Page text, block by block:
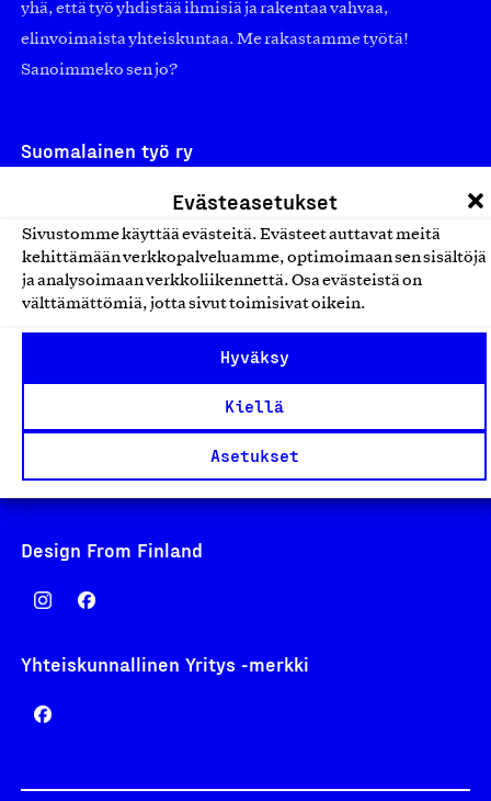
Evästeasetukset
Sivustomme käyttää evästeitä. Evästeet auttavat meitä
kehittämään verkkopalveluamme, optimoimaan sen sisältöjä
ja analysoimaan verkkoliikennettä. Osa evästeistä on
välttämättömiä, jotta sivut toimisivat oikein.
Hyväksy
Kiellä
Asetukset
yhä, että työ yhdistää ihmisiä ja rakentaa vahvaa,
elinvoimaista yhteiskuntaa. Me rakastamme työtä!
Sanoimmeko sen jo?
Suomalainen työ ry
00130 Helsinki
Finland
asiakaspalvelu@suomalainentyo.fi
laskutus@suomalainentyo.fi
Avainlippu
Design From Finland
Yhteiskunnallinen Yritys -merkki